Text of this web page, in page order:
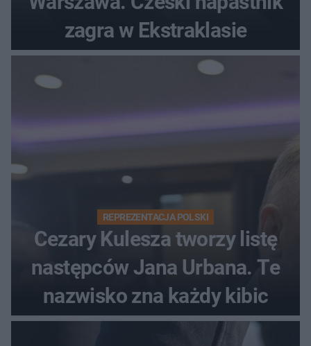
zagra w Ekstraklasie
REPREZENTACJA POLSKI
Cezary Kulesza tworzy listę
następców Jana Urbana. Te
nazwisko zna każdy kibic